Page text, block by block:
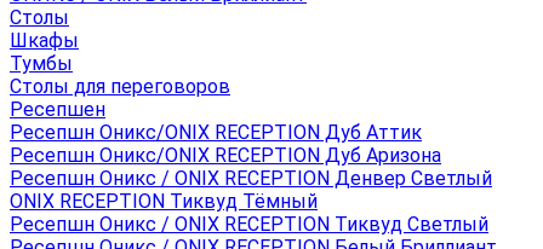
Столы
Шкафы
Тумбы
Столы для переговоров
Ресепшен
Ресепшн Оникс/ONIX RECEPTION Дуб Аттик
Ресепшн Оникс/ONIX RECEPTION Дуб Аризона
Ресепшн Оникс / ONIX RECEPTION Денвер Светлый
ONIX RECEPTION Тиквуд Тёмный
Ресепшн Оникс / ONIX RECEPTION Тиквуд Светлый